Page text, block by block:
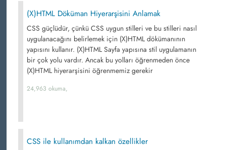
(X)HTML Döküman Hiyerarşisini Anlamak
CSS güçlüdür, çünkü CSS uygun stilleri ve bu stilleri nasıl
uygulanacağını belirlemek için (X)HTML dökümanının
yapısını kullanır. (X)HTML Sayfa yapısına stil uygulamanın
bir çok yolu vardır. Ancak bu yolları öğrenmeden önce
(X)HTML hiyerarşisini öğrenmemiz gerekir
24,963 okuma,
CSS ile kullanımdan kalkan özellikler